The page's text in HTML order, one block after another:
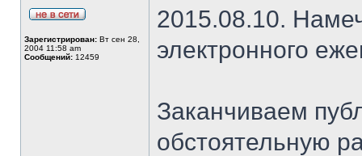
Зарегистрирован: Вт сен 28,
2004 11:58 am
Сообщений: 12459
2015.08.10.
электронного
Заканчиваем
обстоятельную